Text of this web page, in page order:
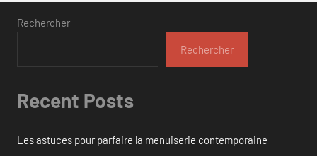
Rechercher
Rechercher
Recent Posts
Les astuces pour parfaire la menuiserie contemporaine